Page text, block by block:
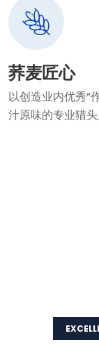
荞麦匠心
以创造业内优秀“
汁原味的专业猎